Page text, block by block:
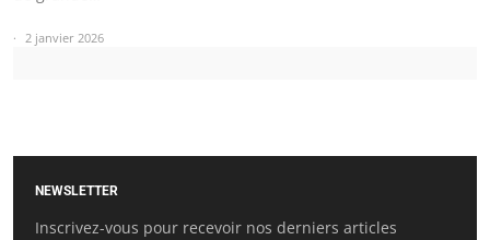
2 janvier 2026
NEWSLETTER
Inscrivez-vous pour recevoir nos derniers articles